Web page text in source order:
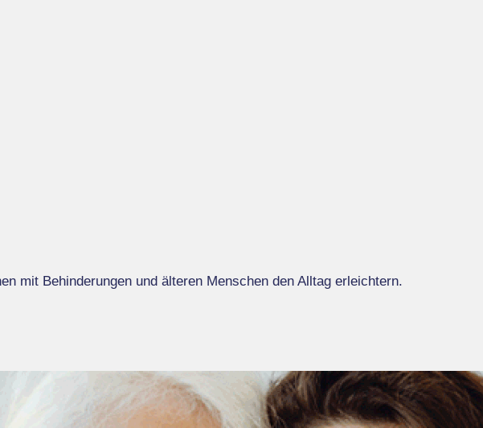
mit Behinderungen und älteren Menschen den Alltag erleichtern.